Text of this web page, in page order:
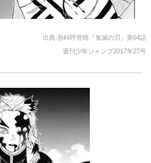
出典:吾峠呼世晴『鬼滅の刃』第64話
週刊少年ジャンプ2017年27号